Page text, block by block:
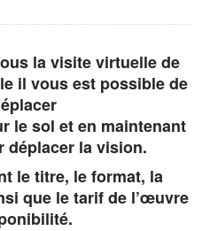
la visite virtuelle de
il vous est possible de
le sol et en maintenant
déplacer la vision.
le titre, le format, la
que le tarif de l’œuvre